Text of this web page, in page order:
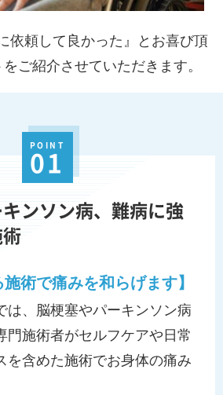
依頼して良かった』とお喜び頂
ご紹介させていただきます。
POINT
01
ンソン病、難病に強
術
施術で痛みを和らげます】
は、脳梗塞やパーキンソン病
門施術者がセルフケアや日常
を含めた施術でお身体の痛み